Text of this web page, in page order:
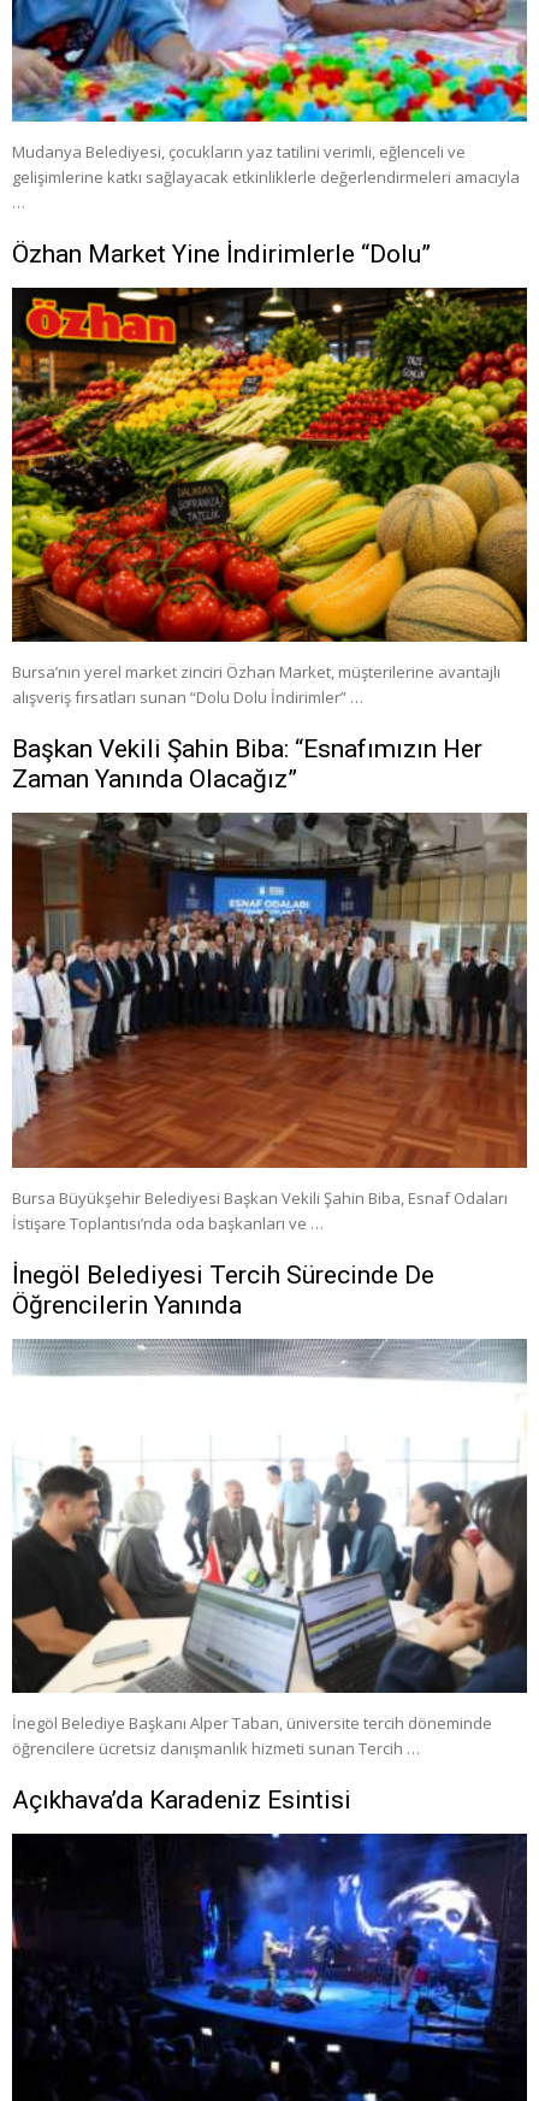
Mudanya Belediyesi, çocukların yaz tatilini verimli, eğlenceli ve
gelişimlerine katkı sağlayacak etkinliklerle değerlendirmeleri amacıyla
…
Özhan Market Yine İndirimlerle “Dolu”
Bursa’nın yerel market zinciri Özhan Market, müşterilerine avantajlı
alışveriş fırsatları sunan “Dolu Dolu İndirimler” …
Başkan Vekili Şahin Biba: “Esnafımızın Her
Zaman Yanında Olacağız”
Bursa Büyükşehir Belediyesi Başkan Vekili Şahin Biba, Esnaf Odaları
İstişare Toplantısı’nda oda başkanları ve …
İnegöl Belediyesi Tercih Sürecinde De
Öğrencilerin Yanında
İnegöl Belediye Başkanı Alper Taban, üniversite tercih döneminde
öğrencilere ücretsiz danışmanlık hizmeti sunan Tercih …
Açıkhava’da Karadeniz Esintisi